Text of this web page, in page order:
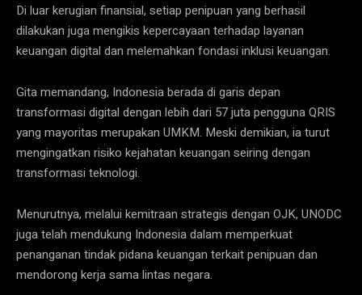
Di luar kerugian finansial, setiap penipuan yang berhasil
dilakukan juga mengikis kepercayaan terhadap layanan
keuangan digital dan melemahkan fondasi inklusi keuangan.
Gita memandang, Indonesia berada di garis depan
transformasi digital dengan lebih dari 57 juta pengguna QRIS
yang mayoritas merupakan UMKM. Meski demikian, ia turut
mengingatkan risiko kejahatan keuangan seiring dengan
transformasi teknologi.
Menurutnya, melalui kemitraan strategis dengan OJK, UNODC
juga telah mendukung Indonesia dalam memperkuat
penanganan tindak pidana keuangan terkait penipuan dan
mendorong kerja sama lintas negara.